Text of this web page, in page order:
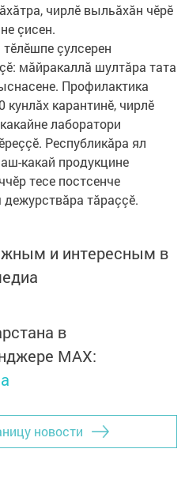
чирлӗ выльăхăн чӗрӗ
çисен.
çулсерен
мăйракаллă шултăра тата
Профилактика
карантинӗ, чирлӗ
лаборатори
Республикăра ял
какай продукцине
тесе постсенче
дежурствăра тăраççӗ.
и интересным в
в
MАХ:
новости